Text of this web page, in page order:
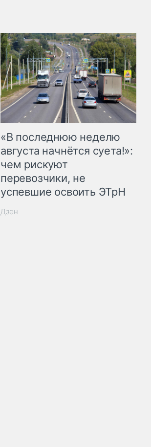
«В последнюю неделю
августа начнётся суета!»:
чем рискуют
перевозчики, не
успевшие освоить ЭТрН
Дзен